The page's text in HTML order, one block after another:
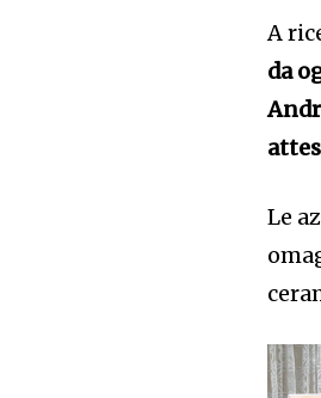
A
da
Le